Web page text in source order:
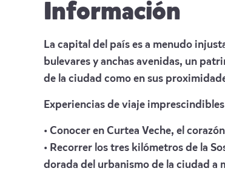
Información
La capital del país es a menudo
bulevares y anchas avenidas, un
de la ciudad como en sus
Experiencias de viaje
• Conocer en Curtea Veche, el
• Recorrer los tres kilómetros de la
dorada del urbanismo de la ciudad a